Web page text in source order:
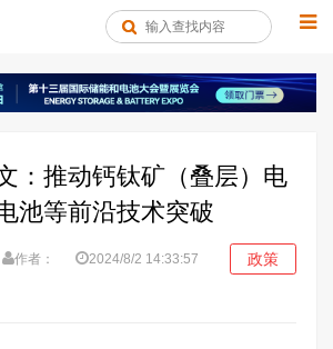
：推动钙钛矿（叠层）电
池等前沿技术突破
作者：
2024/8/2 14:33:57
政策